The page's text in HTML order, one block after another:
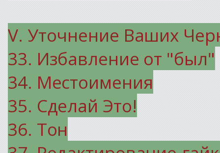
V. Уточнение Ваших
33. Избавление от "был"
34. Местоимения
35. Сделай Это!
36. Тон